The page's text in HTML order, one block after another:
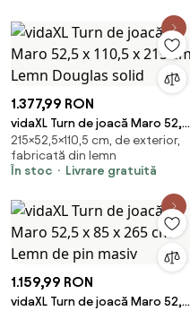
1.377,99 RON
vidaXL Turn de joacă Maro 52,5
x 110,5 x 215 cm Lemn Douglas
solid
215×52,5×110,5 cm, de exterior,
fabricată din lemn
În stoc
Livrare gratuită
1.159,99 RON
vidaXL Turn de joacă Maro 52,5